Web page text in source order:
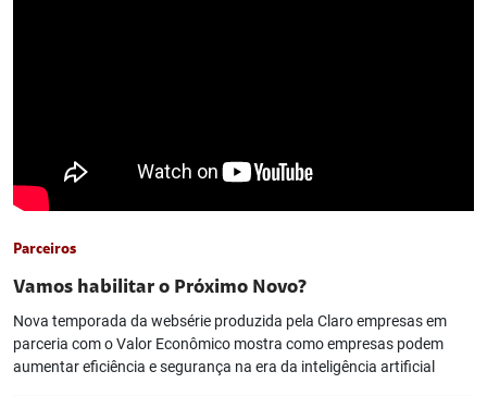
Parceiros
Vamos habilitar o Próximo Novo?
Nova temporada da websérie produzida pela Claro empresas em
parceria com o Valor Econômico mostra como empresas podem
aumentar eficiência e segurança na era da inteligência artificial